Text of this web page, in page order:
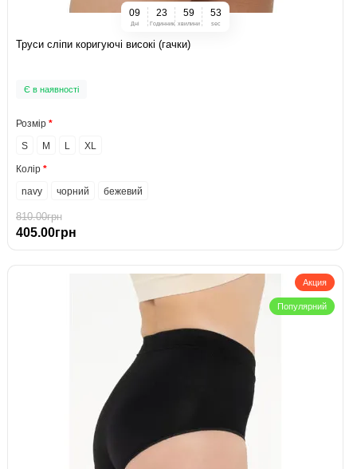
09
Дні
23
Годинник
59
хвилини
52
sec
Труси сліпи коригуючі високі (гачки)
Є в наявності
Розмір
S
M L XL
Колір
navy
чорний бежевий
810.00грн
405.00грн
Акция
Популярний